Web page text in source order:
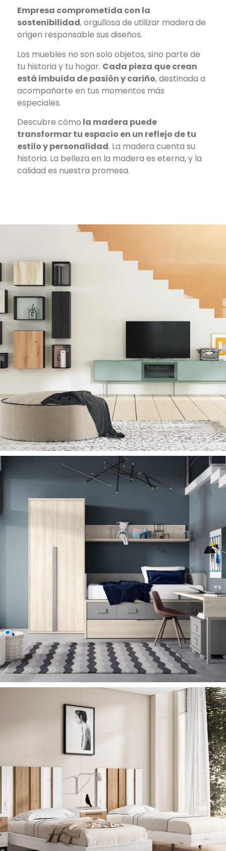
Empresa comprometida con la
sostenibilidad, orgullosa de utilizar madera de
origen responsable sus diseños.
Los muebles no son solo objetos, sino parte de
tu historia y tu hogar. Cada pieza que crean
está imbuida de pasión y cariño, destinada a
acompañarte en tus momentos más
especiales.
Descubre cómo la madera puede
transformar tu espacio en un reflejo de tu
estilo y personalidad. La madera cuenta su
historia. La belleza en la madera es eterna, y la
calidad es nuestra promesa.